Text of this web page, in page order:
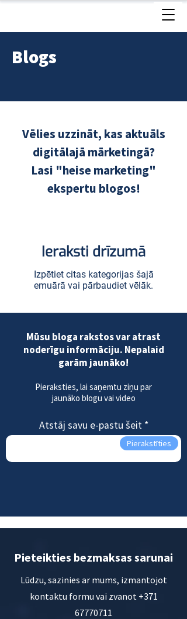
Blogs
Vēlies uzzināt, kas aktuāls
digitālajā mārketingā?
Lasi "heise marketing"
ekspertu blogos!
Ieraksti drīzumā
Izpētiet citas kategorijas šajā
emuārā vai pārbaudiet vēlāk.
Mūsu bloga rakstos var atrast
noderīgu informāciju. Nepalaid
garām jaunāko!
Pieraksties, lai saņemtu ziņu par
jaunāko blogu vai video
Atstāj savu e-pastu šeit
Pierakstīties
Pieteikties bezmaksas sarunai
Lūdzu, sazinies ar mums, izmantojot
kontaktu formu vai zvanot +371
67770711